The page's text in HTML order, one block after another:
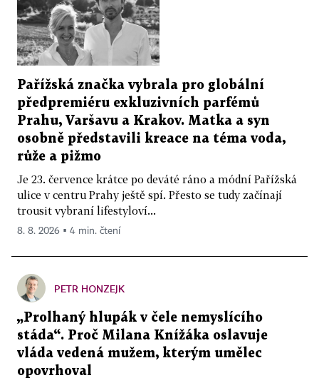
Pařížská značka vybrala pro globální
předpremiéru exkluzivních parfémů
Prahu, Varšavu a Krakov. Matka a syn
osobně představili kreace na téma voda,
růže a pižmo
Je 23. července krátce po deváté ráno a módní Pařížská
ulice v centru Prahy ještě spí. Přesto se tudy začínají
trousit vybraní lifestyloví...
8. 8. 2026 ▪ 4 min. čtení
PETR HONZEJK
„Prolhaný hlupák v čele nemyslícího
stáda“. Proč Milana Knížáka oslavuje
vláda vedená mužem, kterým umělec
opovrhoval